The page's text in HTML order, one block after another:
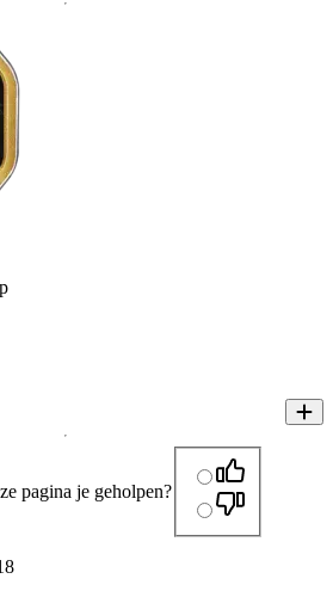
pagina je geholpen?